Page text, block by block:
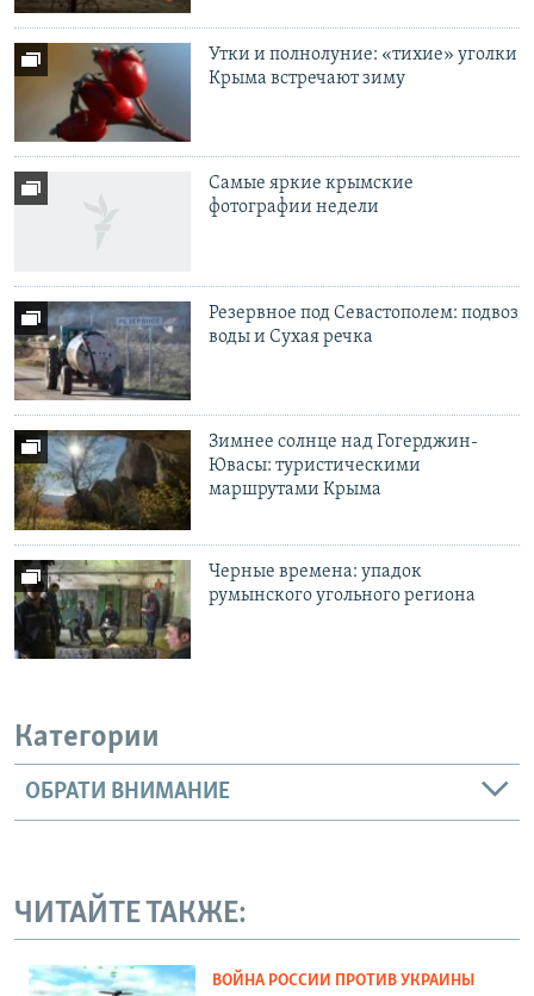
Утки и полнолуние: «тихие» уголки
Крыма встречают зиму
Самые яркие крымские
фотографии недели
Резервное под Севастополем: подвоз
воды и Сухая речка
Зимнее солнце над Гогерджин-
Ювасы: туристическими
маршрутами Крыма
Черные времена: упадок
румынского угольного региона
Категории
ОБРАТИ ВНИМАНИЕ
ЧИТАЙТЕ ТАКЖЕ:
ВОЙНА РОССИИ ПРОТИВ УКРАИНЫ